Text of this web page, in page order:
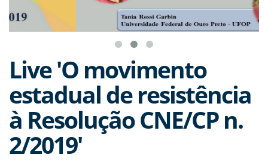
Live 'O movimento
estadual de resistência
à Resolução CNE/CP n.
2/2019'